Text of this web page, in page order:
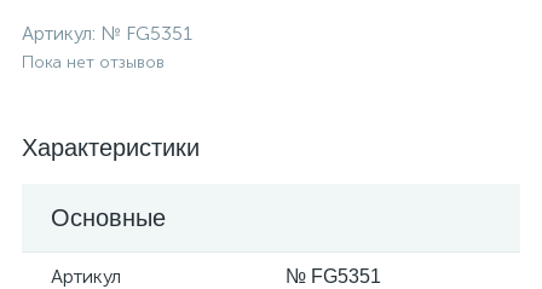
Артикул: № FG5351
Пока нет отзывов
Характеристики
Основные
Артикул № FG5351